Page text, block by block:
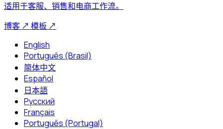
适用于客服、销售和电商工作流。
博客 ↗ 模板 ↗
English
Português (Brasil)
简体中文
Español
日本語
Русский
Français
Português (Portugal)